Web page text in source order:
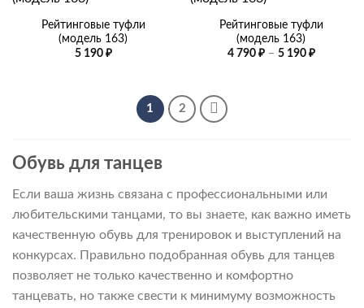
Рейтинговые туфли
(модель 163)
5 190 ₽
Рейтинговые туфли
(модель 163)
4 790 ₽ – 5 190 ₽
1 2
Обувь для танцев
Если ваша жизнь связана с профессиональными или
любительскими танцами, то вы знаете, как важно иметь
качественную обувь для тренировок и выступлений на
конкурсах. Правильно подобранная обувь для танцев
позволяет не только качественно и комфортно
танцевать, но также свести к минимуму возможность